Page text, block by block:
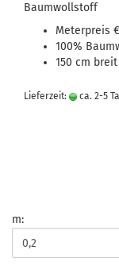
Baumwollstoff
Meterpreis
100%
150 cm breit
Lieferzeit: ca. 2-5
m: